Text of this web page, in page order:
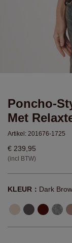
Poncho-
Met
Artikel: 201676-1725
€ 239,95
(incl BTW)
KLEUR： Dark